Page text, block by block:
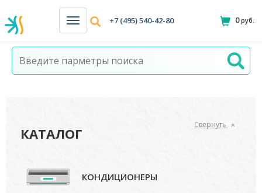
Н
а
в
и
+7 (495) 540-42-80 0руб.
КАТАЛОГ
Свернуть
КОНДИЦИОНЕРЫ